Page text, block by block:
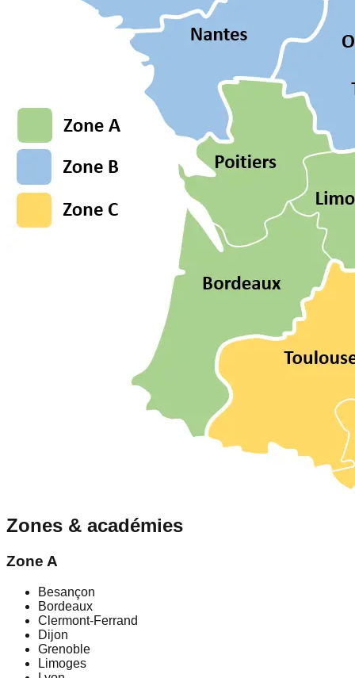
Zones & académies
Zone A
Besançon
Bordeaux
Clermont-Ferrand
Dijon
Grenoble
Limoges